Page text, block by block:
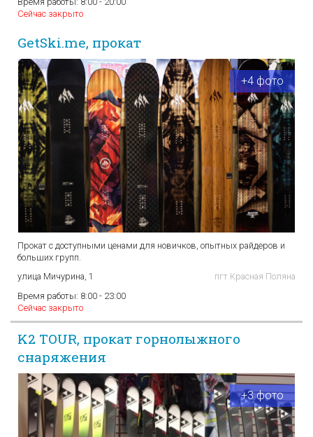
Сейчас закрыто
GetSki.me, прокат
+4 фото
Прокат с доступными ценами для новичков, опытных райдеров и
больших групп.
улица Мичурина, 1
пгт Красная Поляна
Время работы: 8:00 - 23:00
Сейчас закрыто
K2 TOUR, прокат горнолыжного
снаряжения
+3 фото